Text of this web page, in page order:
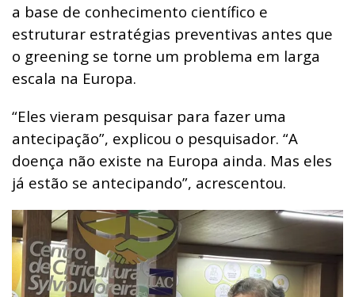
a base de conhecimento científico e
estruturar estratégias preventivas antes que
o greening se torne um problema em larga
escala na Europa.
“Eles vieram pesquisar para fazer uma
antecipação”, explicou o pesquisador. “A
doença não existe na Europa ainda. Mas eles
já estão se antecipando”, acrescentou.